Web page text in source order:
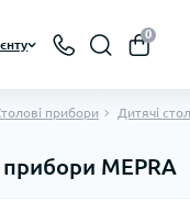
0
прибори Дитячі
прибори MEPRA